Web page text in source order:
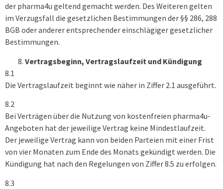
der pharma4u geltend gemacht werden. Des Weiteren gelten
im Verzugsfall die gesetzlichen Bestimmungen der §§ 286, 288
BGB oder anderer entsprechender einschlägiger gesetzlicher
Bestimmungen.
Vertragsbeginn, Vertragslaufzeit und Kündigung
8.1
Die Vertragslaufzeit beginnt wie näher in Ziffer 2.1 ausgeführt.
8.2
Bei Verträgen über die Nutzung von kostenfreien pharma4u-
Angeboten hat der jeweilige Vertrag keine Mindestlaufzeit.
Der jeweilige Vertrag kann von beiden Parteien mit einer Frist
von vier Monaten zum Ende des Monats gekündigt werden. Die
Kündigung hat nach den Regelungen von Ziffer 8.5 zu erfolgen.
8.3